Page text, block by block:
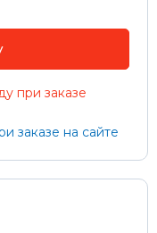
при заказе
заказе на сайте